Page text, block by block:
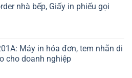
nhà bếp, Giấy in phiếu gọi
Máy in hóa đơn, tem nhãn di
cho doanh nghiệp